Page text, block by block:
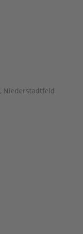
, Niederstadtfeld